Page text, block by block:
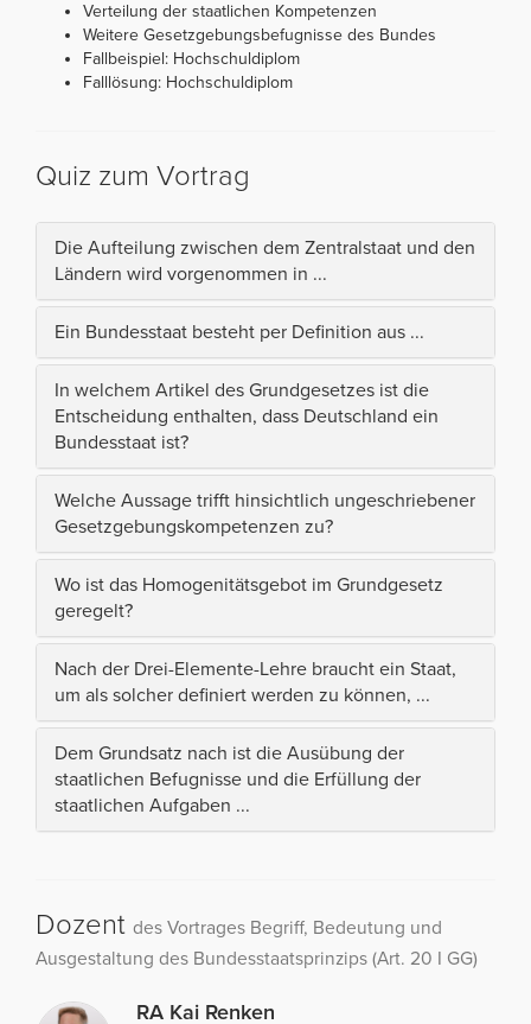
Verteilung der staatlichen Kompetenzen
Weitere Gesetzgebungsbefugnisse des Bundes
Fallbeispiel: Hochschuldiplom
Falllösung: Hochschuldiplom
Quiz zum Vortrag
Die Aufteilung zwischen dem Zentralstaat und den
Ländern wird vorgenommen in ...
Ein Bundesstaat besteht per Definition aus ...
In welchem Artikel des Grundgesetzes ist die
Entscheidung enthalten, dass Deutschland ein
Bundesstaat ist?
Welche Aussage trifft hinsichtlich ungeschriebener
Gesetzgebungskompetenzen zu?
Wo ist das Homogenitätsgebot im Grundgesetz
geregelt?
Nach der Drei-Elemente-Lehre braucht ein Staat,
um als solcher definiert werden zu können, ...
Dem Grundsatz nach ist die Ausübung der
staatlichen Befugnisse und die Erfüllung der
staatlichen Aufgaben ...
Dozent des Vortrages Begriff, Bedeutung und
Ausgestaltung des Bundesstaatsprinzips (Art. 20 I GG)
RA Kai Renken